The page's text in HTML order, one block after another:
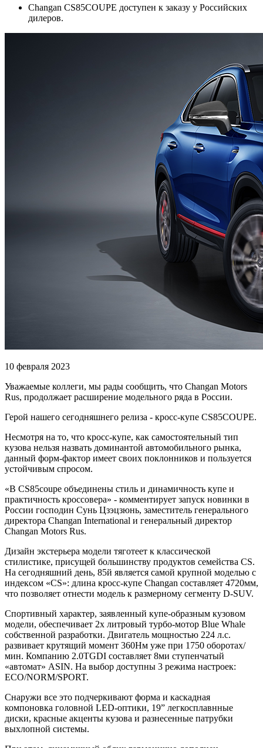
Changan СS85COUPE доступен к заказу у Российских
дилеров.
10 февраля 2023
Уважаемые коллеги, мы рады сообщить, что Changan Motors
Rus, продолжает расширение модельного ряда в России.
Герой нашего сегодняшнего релиза - кросс-купе CS85COUPE.
Несмотря на то, что кросс-купе, как самостоятельный тип
кузова нельзя назвать доминантой автомобильного рынка,
данный форм-фактор имеет своих поклонников и пользуется
устойчивым спросом.
«В CS85coupe объединены стиль и динамичность купе и
практичность кроссовера» - комментирует запуск новинки в
России господин Сунь Цзэцзюнь, заместитель генерального
директора Changan International и генеральный директор
Changan Motors Rus.
Дизайн экстерьера модели тяготеет к классической
стилистике, присущей большинству продуктов семейства CS.
На сегодняшний день, 85й является самой крупной моделью с
индексом «CS»: длина кросс-купе Changan составляет 4720мм,
что позволяет отнести модель к размерному сегменту D-SUV.
Спортивный характер, заявленный купе-образным кузовом
модели, обеспечивает 2х литровый турбо-мотор Blue Whale
собственной разработки. Двигатель мощностью 224 л.с.
развивает крутящий момент 360Нм уже при 1750 оборотах/
мин. Компанию 2.0TGDI составляет 8ми ступенчатый
«автомат» ASIN. На выбор доступны 3 режима настроек:
ECO/NORM/SPORT.
Снаружи все это подчеркивают форма и каскадная
компоновка головной LED-оптики, 19” легкосплавнные
диски, красные акценты кузова и разнесенные патрубки
выхлопной системы.